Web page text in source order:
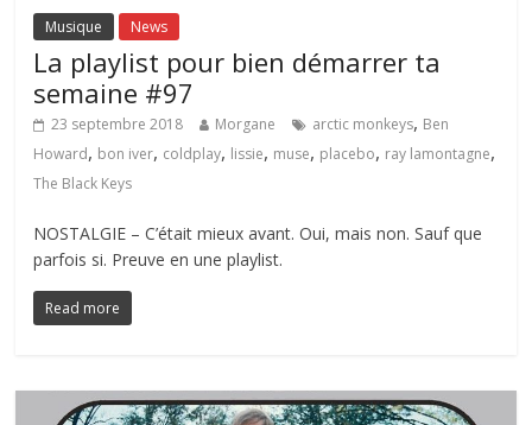
Musique News
La playlist pour bien démarrer ta
semaine #97
23 septembre 2018 Morgane arctic monkeys, Ben
Howard, bon iver, coldplay, lissie, muse, placebo, ray lamontagne,
The Black Keys
NOSTALGIE – C’était mieux avant. Oui, mais non. Sauf que
parfois si. Preuve en une playlist.
Read more